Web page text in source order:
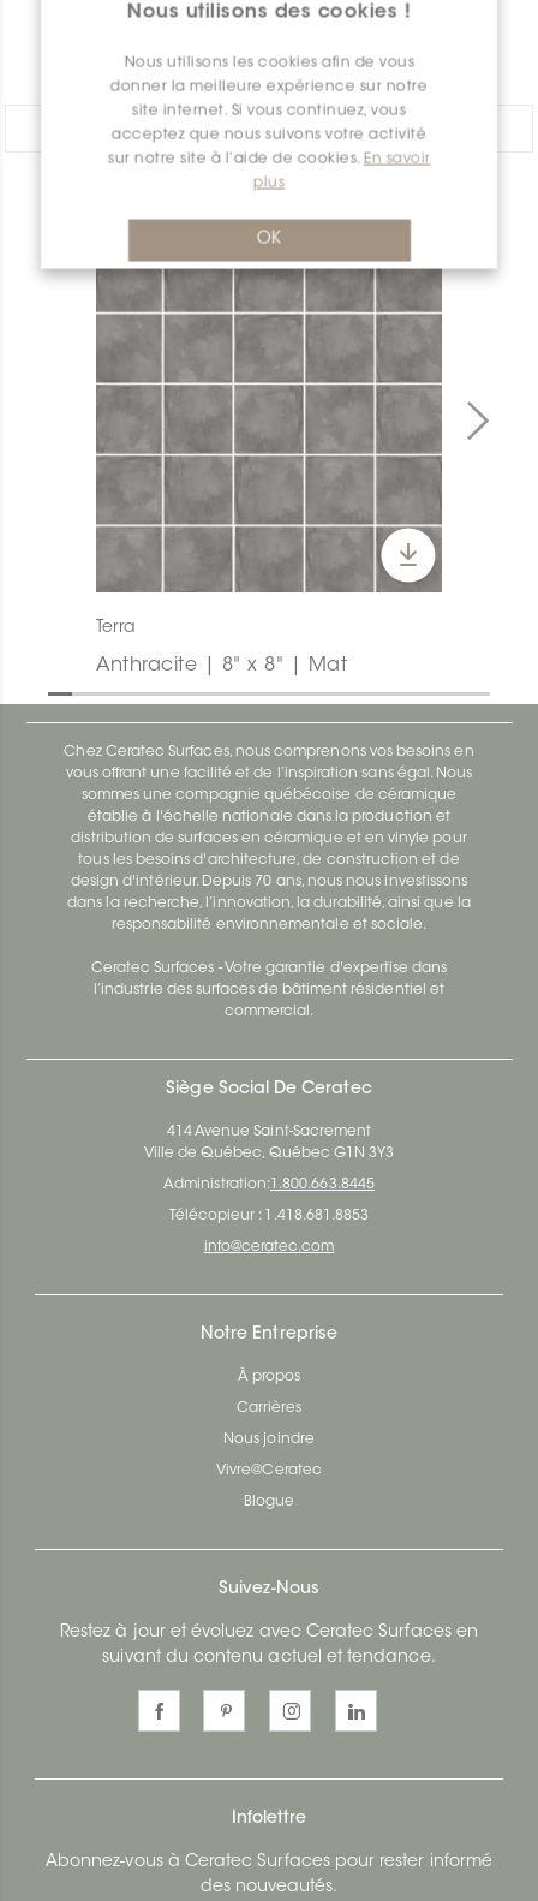
Nous utilisons des cookies !
Nous utilisons les cookies afin de vous
donner la meilleure expérience sur notre
site internet. Si vous continuez, vous
acceptez que nous suivons votre activité
sur notre site à l’aide de cookies. En savoir
plus
OK
GARANTIE
PARTAGER:
Terra
Anthracite | 8" x 8" | Mat
Chez Ceratec Surfaces, nous comprenons vos besoins en
vous offrant une facilité et de l’inspiration sans égal. Nous
sommes une compagnie québécoise de céramique
établie à l'échelle nationale dans la production et
distribution de surfaces en céramique et en vinyle pour
tous les besoins d'architecture, de construction et de
design d'intérieur. Depuis 70 ans, nous nous investissons
dans la recherche, l’innovation, la durabilité, ainsi que la
responsabilité environnementale et sociale.
Ceratec Surfaces - Votre garantie d'expertise dans
l’industrie des surfaces de bâtiment résidentiel et
commercial.
Siège Social De Ceratec
414 Avenue Saint-Sacrement
Ville de Québec, Québec G1N 3Y3
Administration: 1.800.663.8445
Télécopieur : 1.418.681.8853
info@ceratec.com
Notre Entreprise
À propos
Carrières
Nous joindre
Vivre@Ceratec
Blogue
Suivez-Nous
Restez à jour et évoluez avec Ceratec Surfaces en
suivant du contenu actuel et tendance.
Infolettre
Abonnez-vous à Ceratec Surfaces pour rester informé
des nouveautés.